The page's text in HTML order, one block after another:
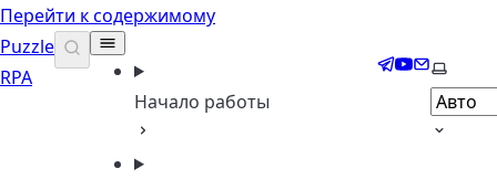
Перейти к содержимому
Puzzle
RPA
Начало работы
Telegram
YouTube
Email